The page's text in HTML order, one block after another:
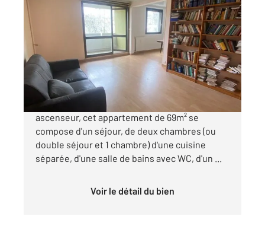
BOISSY ST LEGER 94
, 3 pièces
Ref : 44673
Appartement F3 à vendre
159 000 €
Situé au premier étage d'un immeuble avec
ascenseur, cet appartement de 69m² se
compose d'un séjour, de deux chambres (ou
double séjour et 1 chambre) d'une cuisine
séparée, d'une salle de bains avec WC, d'un ...
Voir le détail du bien